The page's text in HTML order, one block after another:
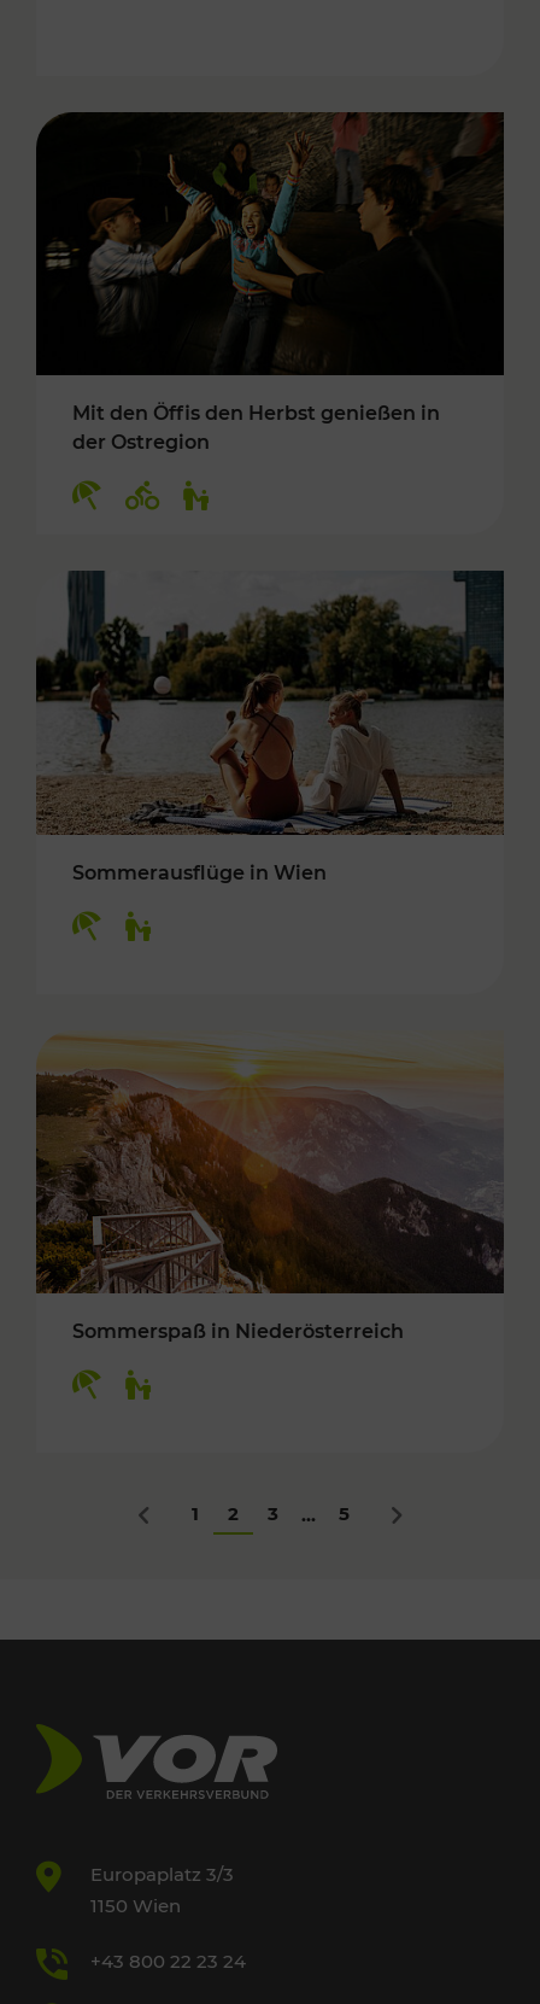
Mit den Öffis den Herbst genießen in
der Ostregion
Sommerausflüge in Wien
Sommerspaß in Niederösterreich
Zurück
1 2 3 ... 5 Nächstes
Europaplatz 3/3
1150 Wien
+43 800 22 23 24